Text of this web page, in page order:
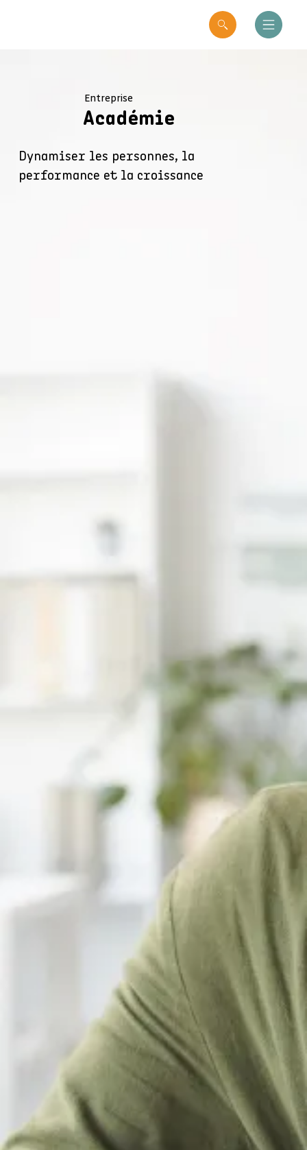
Entreprise
Académie
Dynamiser les personnes, la
performance et la croissance